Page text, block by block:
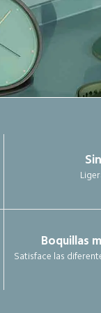
Boquillas
Satisface las